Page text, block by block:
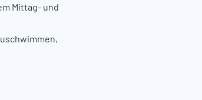
Mittag- und